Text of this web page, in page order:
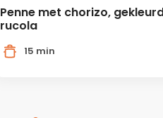
Penne met chorizo,
rucola
15 min